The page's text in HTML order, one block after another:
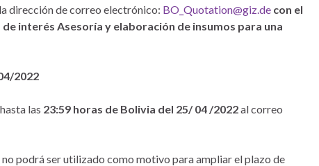
dirección de correo electrónico: BO_Quotation@giz.de con el
interés Asesoría y elaboración de insumos para una
2022
las 23:59 horas de Bolivia del 25/ 04 /2022al correo
podrá ser utilizado como motivo para ampliar el plazo de